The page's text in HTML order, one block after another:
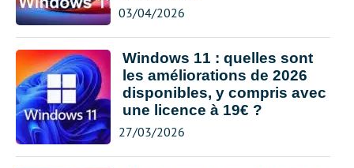
03/04/2026
Windows 11 : quelles sont
les améliorations de 2026
disponibles, y compris avec
une licence à 19€ ?
27/03/2026